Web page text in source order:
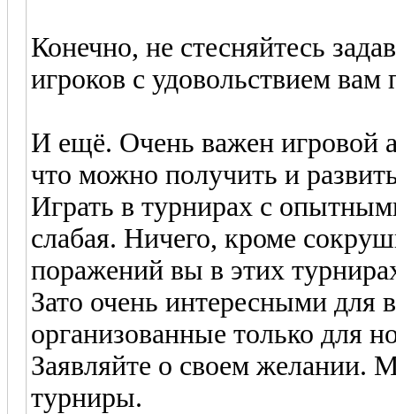
Конечно, не стесняйтесь
игроков с удовольствием вам
И ещё. Очень важен игровой
что можно получить и
Играть в турнирах с
слабая. Ничего, кроме
поражений вы в этих
Зато очень интересными для
организованные только для
Заявляйте о своем желании.
турниры.